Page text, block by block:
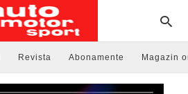
Revista Abonamente Magazin